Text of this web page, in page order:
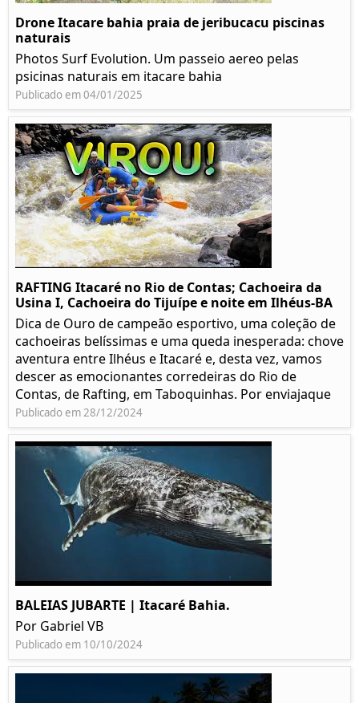
Drone Itacare bahia praia de jeribucacu piscinas
naturais
Photos Surf Evolution. Um passeio aereo pelas
psicinas naturais em itacare bahia
Publicado em 04/01/2025
RAFTING Itacaré no Rio de Contas; Cachoeira da
Usina I, Cachoeira do Tijuípe e noite em Ilhéus-BA
Dica de Ouro de campeão esportivo, uma coleção de
cachoeiras belíssimas e uma queda inesperada: chove
aventura entre Ilhéus e Itacaré e, desta vez, vamos
descer as emocionantes corredeiras do Rio de
Contas, de Rafting, em Taboquinhas. Por enviajaque
Publicado em 28/12/2024
BALEIAS JUBARTE | Itacaré Bahia.
Por Gabriel VB
Publicado em 10/10/2024